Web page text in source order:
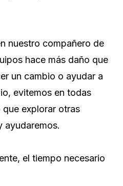
nuestro compañero de
hace más daño que
un cambio o ayudar a
evitemos en todas
explorar otras
ayudaremos.
el tiempo necesario